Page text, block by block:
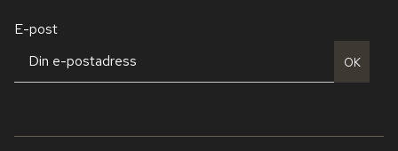
E-post
OK